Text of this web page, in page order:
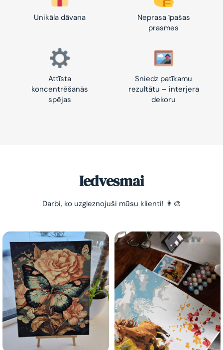
Unikāla dāvana
Neprasa īpašas
prasmes
Attīsta
koncentrēšanās
spējas
Sniedz patīkamu
rezultātu – interjera
dekoru
Iedvesmai
Darbi, ko uzgleznojuši mūsu klienti! 👩‍🎨